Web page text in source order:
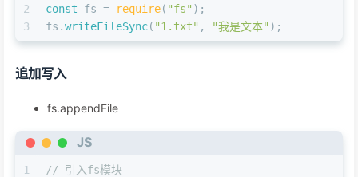
2
3
const fs = require( "fs" );
fs.writeFileSync( "1.txt" , "我是文本" );
追加写入
fs.appendFile
JS
1
// 引入fs模块